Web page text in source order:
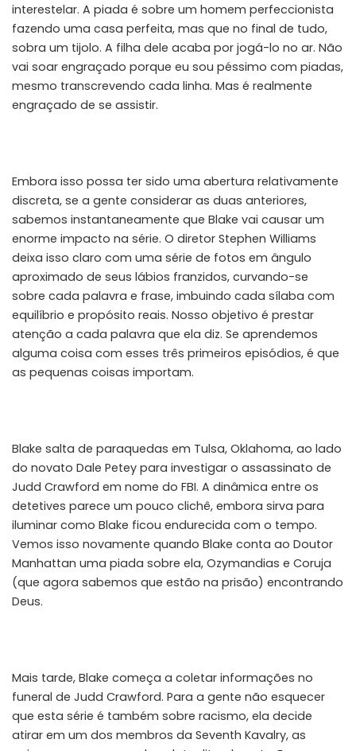
interestelar. A piada é sobre um homem perfeccionista
fazendo uma casa perfeita, mas que no final de tudo,
sobra um tijolo. A filha dele acaba por jogá-lo no ar. Não
vai soar engraçado porque eu sou péssimo com piadas,
mesmo transcrevendo cada linha. Mas é realmente
engraçado de se assistir.
Embora isso possa ter sido uma abertura relativamente
discreta, se a gente considerar as duas anteriores,
sabemos instantaneamente que Blake vai causar um
enorme impacto na série. O diretor Stephen Williams
deixa isso claro com uma série de fotos em ângulo
aproximado de seus lábios franzidos, curvando-se
sobre cada palavra e frase, imbuindo cada sílaba com
equilíbrio e propósito reais. Nosso objetivo é prestar
atenção a cada palavra que ela diz. Se aprendemos
alguma coisa com esses três primeiros episódios, é que
as pequenas coisas importam.
Blake salta de paraquedas em Tulsa, Oklahoma, ao lado
do novato Dale Petey para investigar o assassinato de
Judd Crawford em nome do FBI. A dinâmica entre os
detetives parece um pouco clichê, embora sirva para
iluminar como Blake ficou endurecida com o tempo.
Vemos isso novamente quando Blake conta ao Doutor
Manhattan uma piada sobre ela, Ozymandias e Coruja
(que agora sabemos que estão na prisão) encontrando
Deus.
Mais tarde, Blake começa a coletar informações no
funeral de Judd Crawford. Para a gente não esquecer
que esta série é também sobre racismo, ela decide
atirar em um dos membros da Seventh Kavalry, as